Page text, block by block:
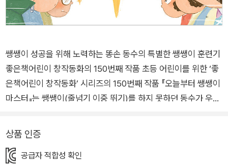
쌩쌩이 성공을 위해 노력하는 똥손 동수의 특별한 쌩쌩이 훈련기
좋은책어린이 창작동화의 150번째 작품 초등 어린이를 위한 ‘좋
은책어린이 창작동화’ 시리즈의 150번째 작품 『오늘부터 쌩쌩이
마스터』는 쌩쌩이(줄넘기 이중 뛰기)를 하지 못하던 동수가 우연
는데, 결국 쌩쌩이 실력은 노력을 통해 얻게 된 것임을 깨닫는 작
쌓으며 성장하기도 전에 자신의 능력을 믿지 못하고 지레 포기해
상품 인증
공급자 적합성 확인